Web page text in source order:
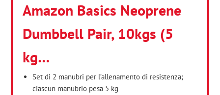
Amazon Basics Neoprene
Dumbbell Pair, 10kgs (5
kg…
Set di 2 manubri per l’allenamento di resistenza;
ciascun manubrio pesa 5 kg